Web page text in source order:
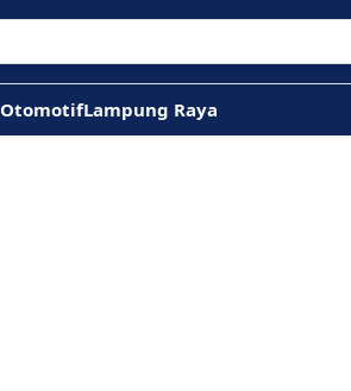
OtomotifLampung Raya